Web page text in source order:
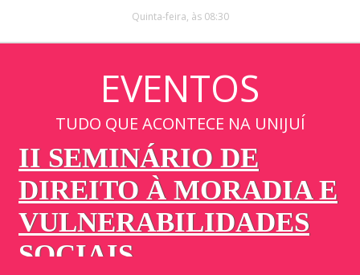
Quinta-feira, às 08:30
EVENTOS
TUDO QUE ACONTECE NA UNIJUÍ